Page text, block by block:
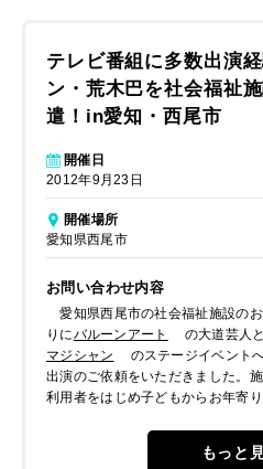
テレビ番組に多数出演
ン・荒木巴を社会福祉
遣！in愛知・西尾市
開催日
2012年9月23日
開催場所
愛知県西尾市
お問い合わせ内容
愛知県西尾市の社会福祉施設の
りにバルーンアート
の大道芸人と
マジシャン
のステージイベント
出演のご依頼をいただきました。
利用者をはじめ子どもからお年寄
盛り上げてほしいとのことでした
によるマジッ
もっと